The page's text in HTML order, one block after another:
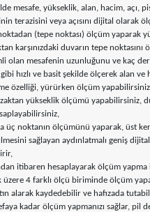
mesafe, yükseklik, alan, hacim, açı,
terazisini veya açısını dijital olarak
(tepe noktası) ölçüm yaparak
karşınızdaki duvarın tepe
olan mesafenin uzunluğunu ve kaç
hızlı ve basit şekilde ölçerek alan
özelliği, yürürken ölçüm
yükseklik ölçümü
üç noktanın ölçümünü yaparak, üst
sağlayan aydınlatmalı geniş
itibaren hesaplayarak ölçüm yapma
4 farklı ölçü biriminde ölçüm
alarak kaydedebilir ve hafızada
kadar ölçüm yapmanızı sağlar, pil